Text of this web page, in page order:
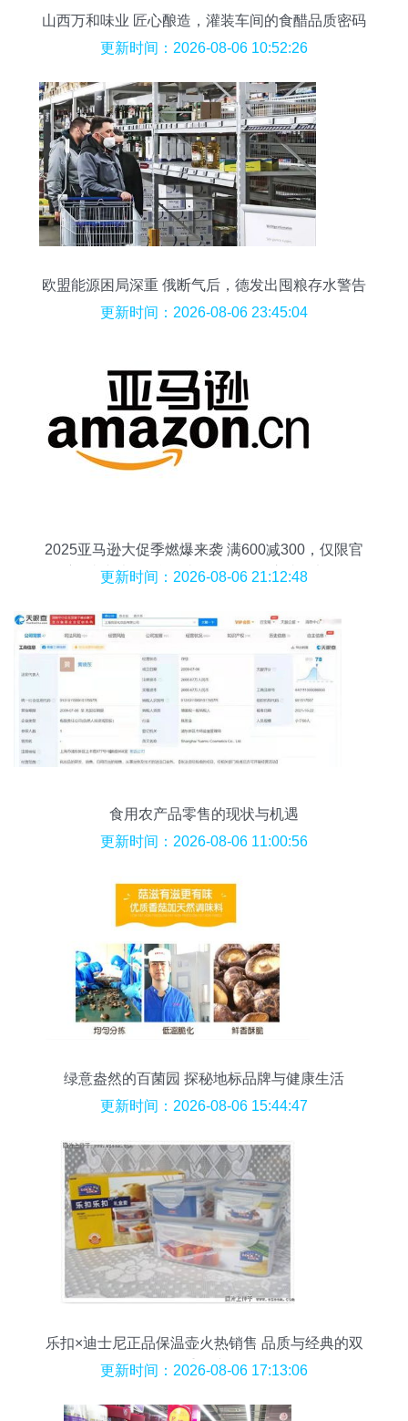
山西万和味业 匠心酿造，灌装车间的食醋品质密码
更新时间：2026-08-06 10:52:26
欧盟能源困局深重 俄断气后，德发出囤粮存水警告
更新时间：2026-08-06 23:45:04
2025亚马逊大促季燃爆来袭 满600减300，仅限官
方<券老大>平台领券，日用百货立省不加价
更新时间：2026-08-06 21:12:48
食用农产品零售的现状与机遇
更新时间：2026-08-06 11:00:56
绿意盎然的百菌园 探秘地标品牌与健康生活
更新时间：2026-08-06 15:44:47
乐扣×迪士尼正品保温壶火热销售 品质与经典的双
重保障
更新时间：2026-08-06 17:13:06